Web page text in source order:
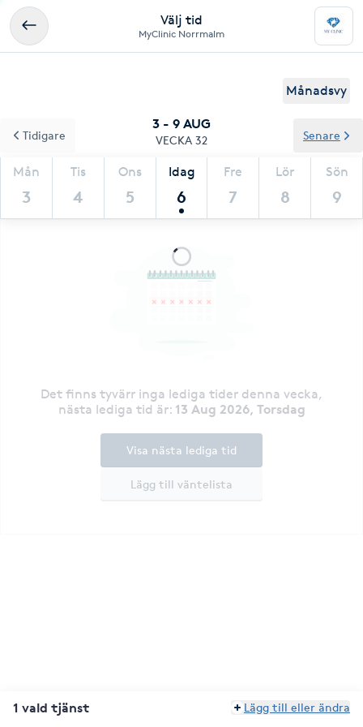
Välj tid
MyClinic Norrmalm
Månadsvy
3 - 9 AUG
VECKA 32
Mån
3
Tis
4
Ons
5
Idag
6
Fre
7
Lör
8
Sön
9
Tidigare Senare
Det finns tyvärr inga lediga tider denna vecka,
nästa lediga tid är: 13 Aug 2026, Torsdag
Lägg till väntelista
Visa nästa lediga tid
1 vald tjänst Lägg till eller ändra